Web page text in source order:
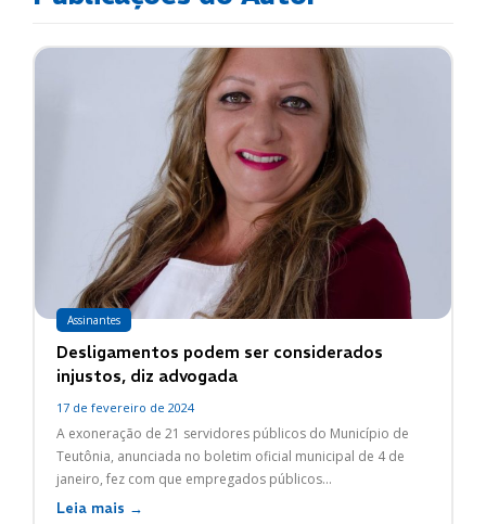
Assinantes
Desligamentos podem ser considerados
injustos, diz advogada
17 de fevereiro de 2024
A exoneração de 21 servidores públicos do Município de
Teutônia, anunciada no boletim oficial municipal de 4 de
janeiro, fez com que empregados públicos...
Leia mais →